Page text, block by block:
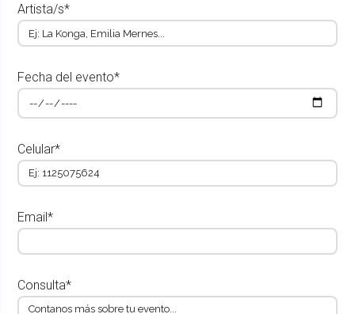
Artista/s*
Fecha del evento*
Celular*
Email*
Consulta*